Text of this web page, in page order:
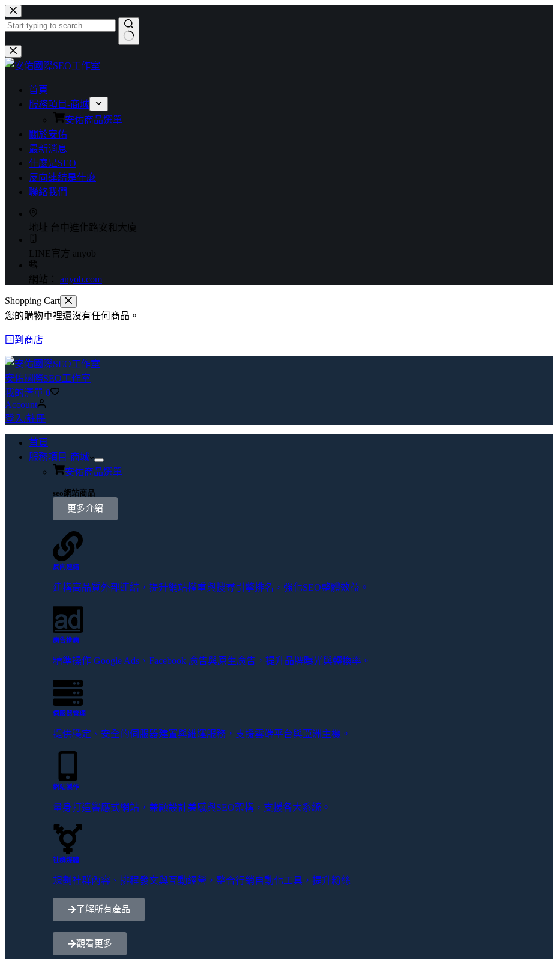
首頁
服務項目-商城
安佑商品選單
關於安佑
最新消息
什麼是SEO
反向連結是什麼
聯絡我們
地址 台中進化路安和大廈
LINE官方 anyob
網站： anyob.com
Shopping Cart
您的購物車裡還沒有任何商品。
回到商店
安佑國際SEO工作室
我的清單 0
Account
登入/註冊
首頁
服務項目-商城
安佑商品選單
seo網站商品
更多介紹
反向連結
建構高品質外部連結，提升網站權重與搜尋引擎排名，強化SEO整體效益。
廣告推廣
精準操作 Google Ads、Facebook 廣告與原生廣告，提升品牌曝光與轉換率。
伺服器管理
提供穩定、安全的伺服器建置與維運服務，支援雲端平台與亞洲主機。
網站製作
量身打造響應式網站，兼顧設計美感與SEO架構，支援各大系統。
社群媒體
規劃社群內容、排程發文與互動經營，整合行銷自動化工具，提升粉絲
了解所有產品
觀看更多